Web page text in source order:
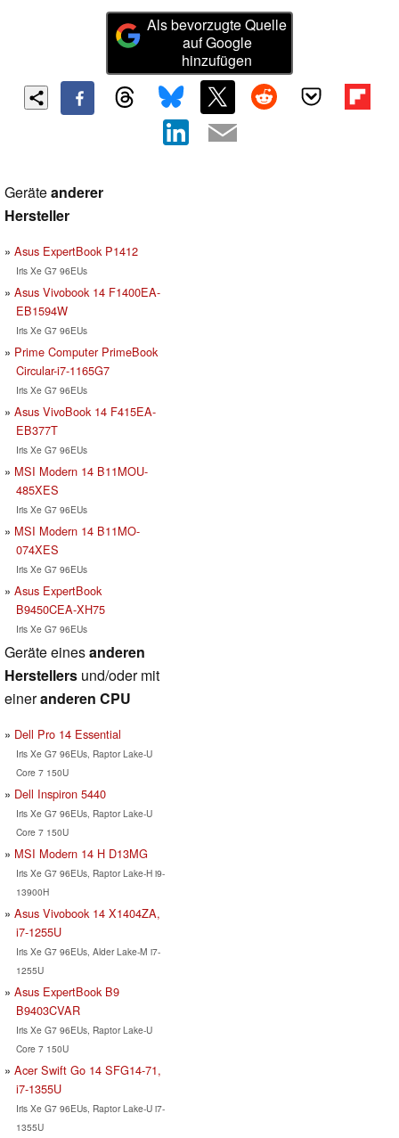
Als bevorzugte Quelle
auf Google
hinzufügen
Geräteanderer
Hersteller
Asus ExpertBook P1412
Iris Xe G7 96EUs
Asus Vivobook 14 F1400EA-
EB1594W
Iris Xe G7 96EUs
Prime Computer PrimeBook
Circular-i7-1165G7
Iris Xe G7 96EUs
Asus VivoBook 14 F415EA-
EB377T
Iris Xe G7 96EUs
MSI Modern 14 B11MOU-
485XES
Iris Xe G7 96EUs
MSI Modern 14 B11MO-
074XES
Iris Xe G7 96EUs
Asus ExpertBook
B9450CEA-XH75
Iris Xe G7 96EUs
Geräte einesanderen
Herstellers und/oder mit
eineranderen CPU
Dell Pro 14 Essential
Iris Xe G7 96EUs, Raptor Lake-U
Core 7 150U
Dell Inspiron 5440
Iris Xe G7 96EUs, Raptor Lake-U
Core 7 150U
MSI Modern 14 H D13MG
Iris Xe G7 96EUs, Raptor Lake-H i9-
13900H
Asus Vivobook 14 X1404ZA,
i7-1255U
Iris Xe G7 96EUs, Alder Lake-M i7-
1255U
Asus ExpertBook B9
B9403CVAR
Iris Xe G7 96EUs, Raptor Lake-U
Core 7 150U
Acer Swift Go 14 SFG14-71,
i7-1355U
Iris Xe G7 96EUs, Raptor Lake-U i7-
1355U